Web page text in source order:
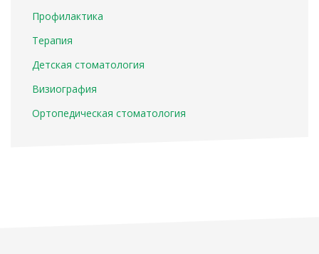
Профилактика
Терапия
Детская стоматология
Визиография
Ортопедическая стоматология